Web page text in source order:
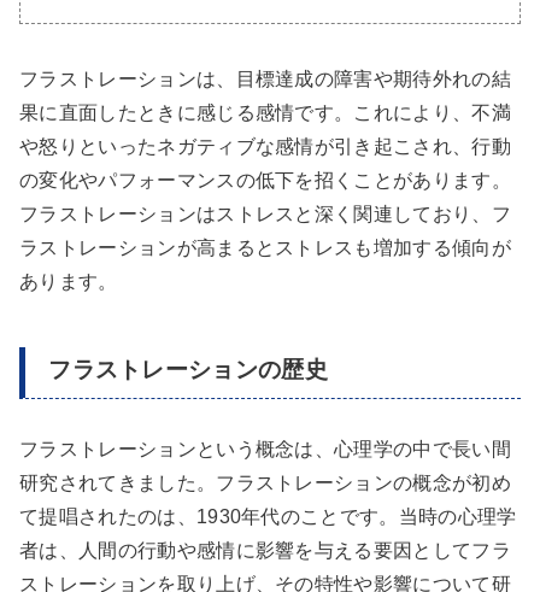
フラストレーションは、目標達成の障害や期待外れの結
果に直面したときに感じる感情です。これにより、不満
や怒りといったネガティブな感情が引き起こされ、行動
の変化やパフォーマンスの低下を招くことがあります。
フラストレーションはストレスと深く関連しており、フ
ラストレーションが高まるとストレスも増加する傾向が
あります。
フラストレーションの歴史
フラストレーションという概念は、心理学の中で長い間
研究されてきました。フラストレーションの概念が初め
て提唱されたのは、1930年代のことです。当時の心理学
者は、人間の行動や感情に影響を与える要因としてフラ
ストレーションを取り上げ、その特性や影響について研